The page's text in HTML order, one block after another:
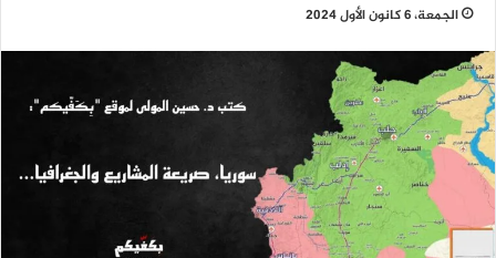
الجمعة، 6 كانون الأول 2024